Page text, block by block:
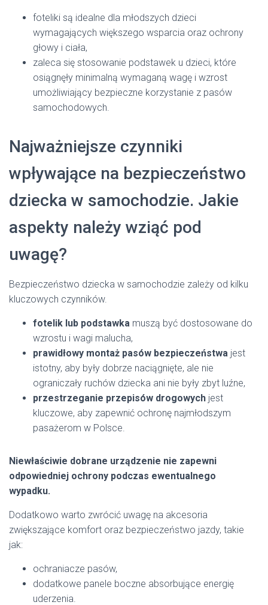
foteliki są idealne dla młodszych dzieci
wymagających większego wsparcia oraz ochrony
głowy i ciała,
zaleca się stosowanie podstawek u dzieci, które
osiągnęły minimalną wymaganą wagę i wzrost
umożliwiający bezpieczne korzystanie z pasów
samochodowych.
Najważniejsze czynniki
wpływające na bezpieczeństwo
dziecka w samochodzie. Jakie
aspekty należy wziąć pod
uwagę?
Bezpieczeństwo dziecka w samochodzie zależy od kilku
kluczowych czynników.
fotelik lub podstawka muszą być dostosowane do
wzrostu i wagi malucha,
prawidłowy montaż pasów bezpieczeństwa jest
istotny, aby były dobrze naciągnięte, ale nie
ograniczały ruchów dziecka ani nie były zbyt luźne,
przestrzeganie przepisów drogowych jest
kluczowe, aby zapewnić ochronę najmłodszym
pasażerom w Polsce.
Niewłaściwie dobrane urządzenie nie zapewni
odpowiedniej ochrony podczas ewentualnego
wypadku.
Dodatkowo warto zwrócić uwagę na akcesoria
zwiększające komfort oraz bezpieczeństwo jazdy, takie
jak:
ochraniacze pasów,
dodatkowe panele boczne absorbujące energię
uderzenia.